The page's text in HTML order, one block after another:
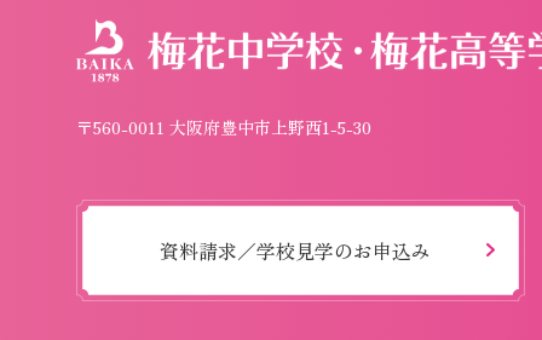
〒560-0011 大阪府豊中市上野西1-5-30
資料請求／学校見学のお申込み